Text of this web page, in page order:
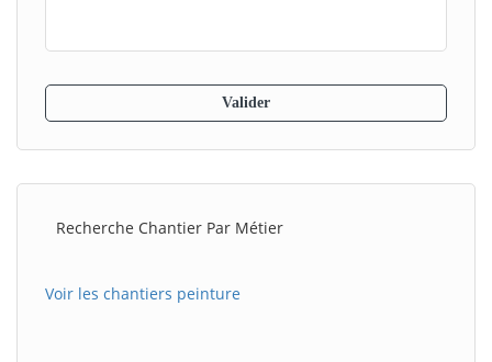
Recherche Chantier Par Métier
Voir les chantiers peinture